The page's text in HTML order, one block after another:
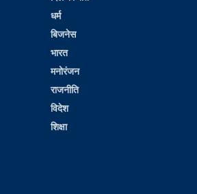
धर्म
बिजनेस
भारत
मनोरंजन
राजनीति
विदेश
शिक्षा